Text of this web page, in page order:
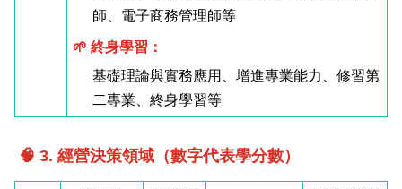
師、電子商務管理師等
🌱 終身學習：
基礎理論與實務應用、增進專業能力、修習第
二專業、終身學習等
🧠 3. 經營決策領域（數字代表學分數）